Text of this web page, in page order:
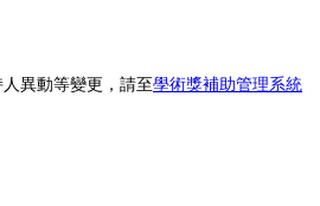
異動等變更， 請至學術獎補助管理系統